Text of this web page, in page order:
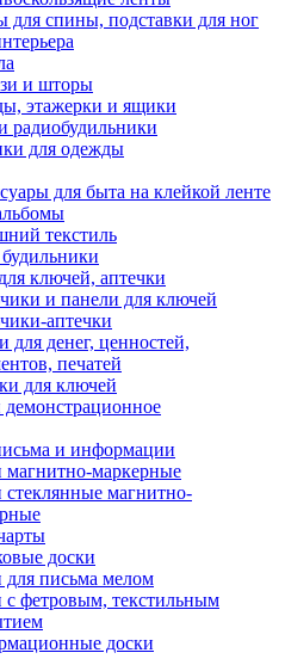
для спины, подставки для ног
и шторы
этажерки и ящики
радиобудильники
для одежды
для быта на клейкой ленте
текстиль
ключей, аптечки
и панели для ключей
аптечки
для денег, ценностей,
печатей
для ключей
и информации
магнитно-маркерные
стеклянные магнитно-
доски
для письма мелом
с фетровым, текстильным
доски